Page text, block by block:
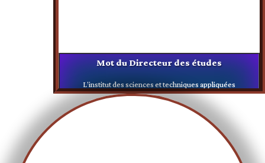
Mot du Directeur des études
L’institut des sciences et techniques appliquées
propose 4 spécialitées tels que : la technologie des
étailles sur les spécialitées